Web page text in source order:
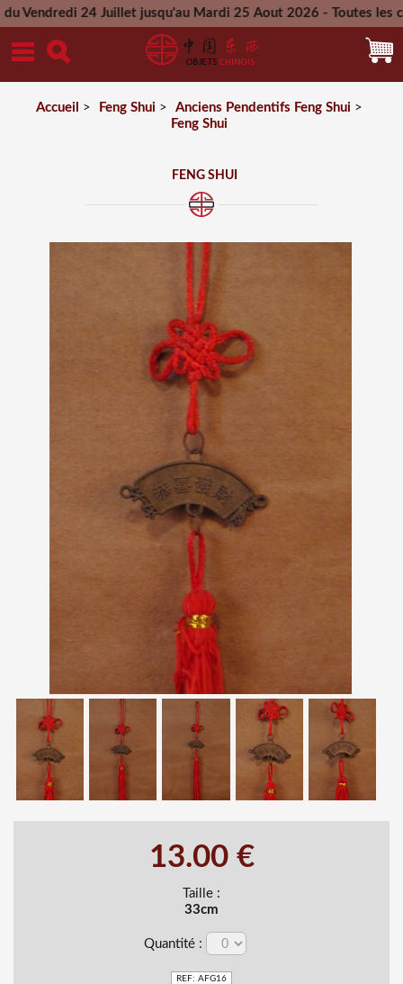
24 Juillet jusqu'au Mardi 25 Aout 2026 - Toutes les
Mercredi 26 Aout 2026
Accueil > Feng Shui > Anciens Pendentifs Feng Shui >
Feng Shui
FENG SHUI
13.00 €
Taille :
33cm
Quantité :
REF: AFG16